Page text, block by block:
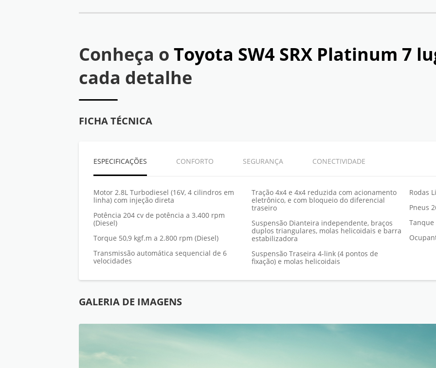
Conheça o Toyota SW4 SRX Platinum 7
cada detalhe
FICHA TÉCNICA
ESPECIFICAÇÕES CONFORTO SEGURANÇA CONECTIVIDADE
Motor 2.8L Turbodiesel (16V, 4 cilindros em
linha) com injeção direta
Potência 204 cv de potência a 3.400 rpm
(Diesel)
Torque 50,9 kgf.m a 2.800 rpm (Diesel)
Transmissão automática sequencial de 6
velocidades
Tração 4x4 e 4x4 reduzida com acionamento
eletrônico, e com bloqueio do diferencial
traseiro
Suspensão Dianteira independente, braços
duplos triangulares, molas helicoidais e barra
estabilizadora
Suspensão Traseira 4-link (4 pontos de
fixação) e molas helicoidais
Rodas
Pneus
Tanque
GALERIA DE IMAGENS